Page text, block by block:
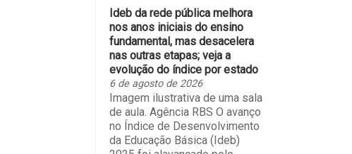
Ideb da rede pública melhora
nos anos iniciais do ensino
fundamental, mas desacelera
nas outras etapas; veja a
evolução do índice por estado
6 de agosto de 2026
Imagem ilustrativa de uma sala
de aula. Agência RBS O avanço
no Índice de Desenvolvimento
da Educação Básica (Ideb)